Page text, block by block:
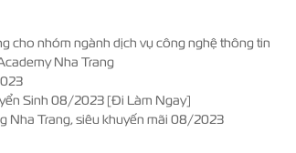
cho nhóm ngành dịch vụ công nghệ thông tin
Nha Trang
Sinh 08/2023 [Đi Làm Ngay]
Nha Trang, siêu khuyến mãi 08/2023